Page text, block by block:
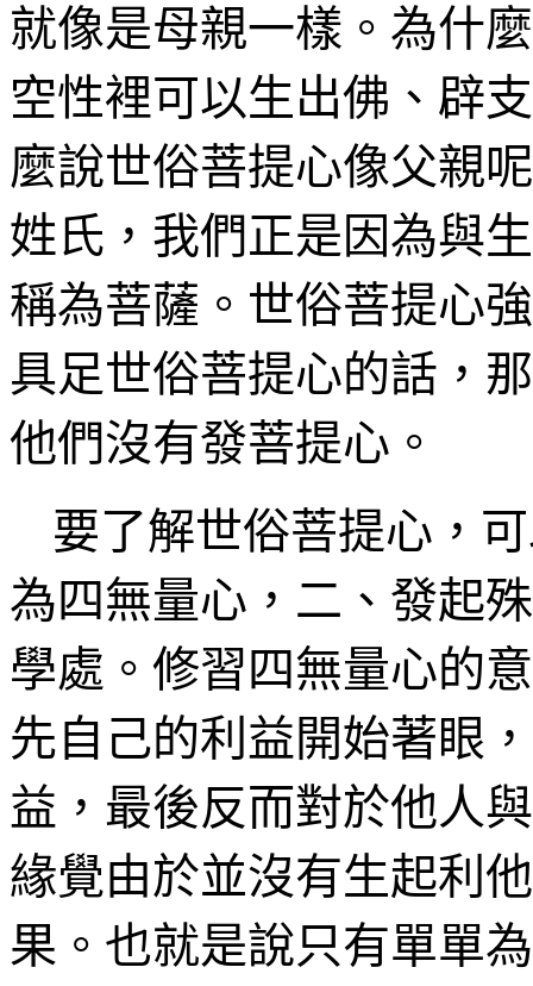
就像是母親一樣。為什
空性裡可以生出佛、 辟
麼說世俗菩提心像父親
姓氏，我們正是因為與
稱為菩薩。世俗菩提心
具足世俗菩提心的話，
他們沒有發菩提心。
要了解世俗菩提心，
為四無量心，二、發起
學處 。修習四無量心的
先自己的利益開始著眼
益，最後反而對於他人
緣覺由於並沒有生起利他
果 。也就是說只有單單